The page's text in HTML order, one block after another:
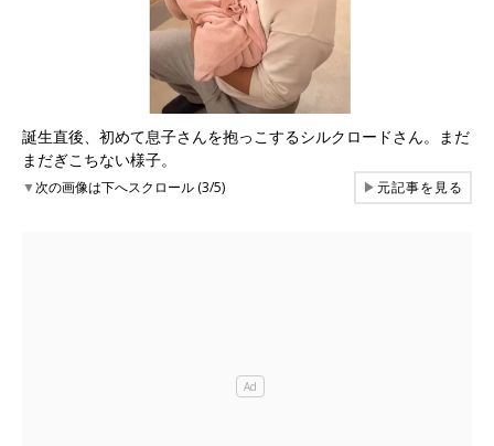
誕生直後、初めて息子さんを抱っこするシルクロードさん。まだ
まだぎこちない様子。
▼次の画像は下へスクロール (3/5) ▶元記事を見る